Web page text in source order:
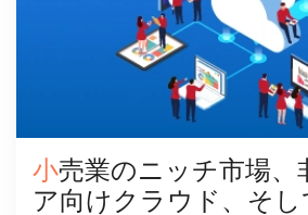
小売業のニッチ市場、非エンジニ
ア向けクラウド、そし